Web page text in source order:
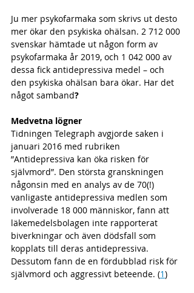
Ju mer psykofarmaka som skrivs ut desto
mer ökar den psykiska ohälsan. 2 712 000
svenskar hämtade ut någon form av
psykofarmaka år 2019, och 1 042 000 av
dessa fick antidepressiva medel – och
den psykiska ohälsan bara ökar. Har det
något samband?
Medvetna lögner
Tidningen Telegraph avgjorde saken i
januari 2016 med rubriken
”Antidepressiva kan öka risken för
självmord”. Den största granskningen
någonsin med en analys av de 70(!)
vanligaste antidepressiva medlen som
involverade 18 000 människor, fann att
läkemedelsbolagen inte rapporterat
biverkningar och även dödsfall som
kopplats till deras antidepressiva.
Dessutom fann de en fördubblad risk för
självmord och aggressivt beteende. (1)